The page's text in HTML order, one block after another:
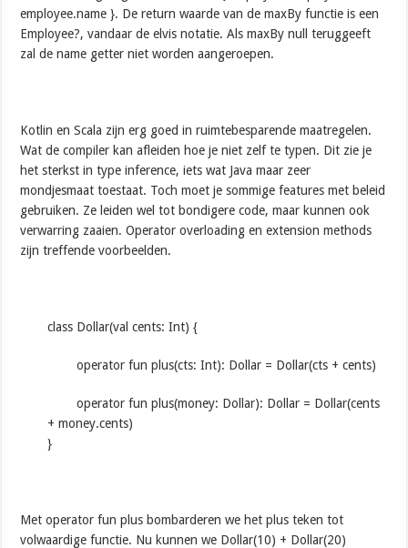
employee.name }. De return waarde van de maxBy functie is een
Employee?, vandaar de elvis notatie. Als maxBy null teruggeeft
zal de name getter niet worden aangeroepen.
Kotlin en Scala zijn erg goed in ruimtebesparende maatregelen.
Wat de compiler kan afleiden hoe je niet zelf te typen. Dit zie je
het sterkst in type inference, iets wat Java maar zeer
mondjesmaat toestaat. Toch moet je sommige features met beleid
gebruiken. Ze leiden wel tot bondigere code, maar kunnen ook
verwarring zaaien. Operator overloading en extension methods
zijn treffende voorbeelden.
class Dollar(val cents: Int) {
operator fun plus(cts: Int): Dollar = Dollar(cts + cents)
operator fun plus(money: Dollar): Dollar = Dollar(cents
+ money.cents)
}
Met operator fun plus bombarderen we het plus teken tot
volwaardige functie. Nu kunnen we Dollar(10) + Dollar(20)